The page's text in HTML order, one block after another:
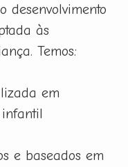
desenvolvimento
às
Temos:
em
e baseados em